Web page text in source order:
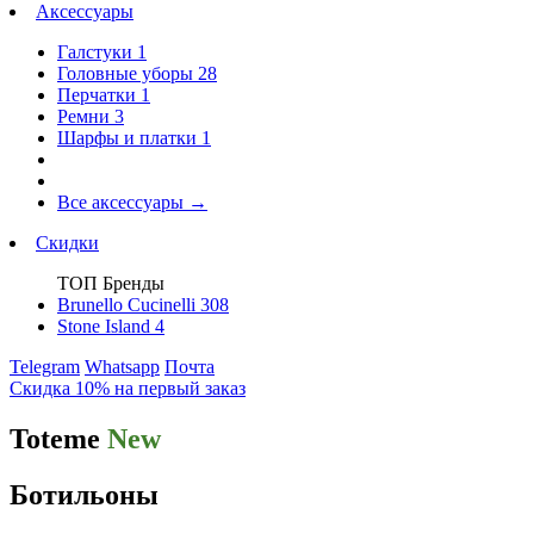
Аксессуары
Галстуки 1
Головные уборы 28
Перчатки 1
Ремни 3
Шарфы и платки 1
Все аксессуары →
Скидки
ТОП Бренды
Brunello Cucinelli 308
Stone Island 4
Telegram Whatsapp Почта
Скидка 10% на первый заказ
Toteme New
Ботильоны